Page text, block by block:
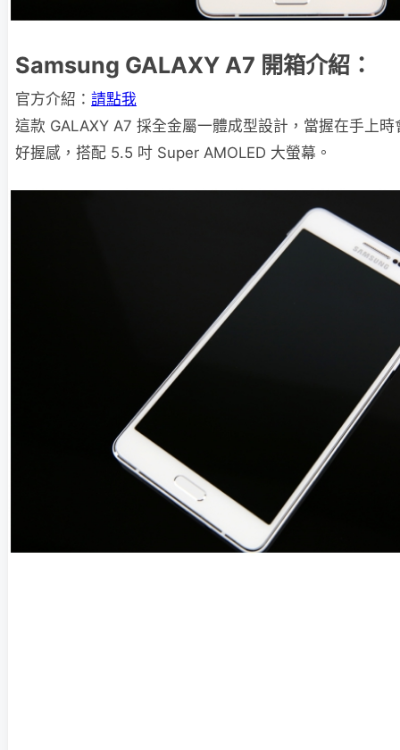
Samsung GALAXY A7 開箱介紹：
官方介紹： 請點我
這款 GALAXY A7 採全金屬一體成型設計，當握在手上
好握感，搭配 5.5 吋 Super AMOLED 大螢幕。